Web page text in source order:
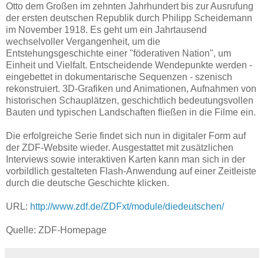
Otto dem Großen im zehnten Jahrhundert bis zur Ausrufung
der ersten deutschen Republik durch Philipp Scheidemann
im November 1918. Es geht um ein Jahrtausend
wechselvoller Vergangenheit, um die
Entstehungsgeschichte einer "föderativen Nation", um
Einheit und Vielfalt. Entscheidende Wendepunkte werden -
eingebettet in dokumentarische Sequenzen - szenisch
rekonstruiert. 3D-Grafiken und Animationen, Aufnahmen von
historischen Schauplätzen, geschichtlich bedeutungsvollen
Bauten und typischen Landschaften fließen in die Filme ein.
Die erfolgreiche Serie findet sich nun in digitaler Form auf
der ZDF-Website wieder. Ausgestattet mit zusätzlichen
Interviews sowie interaktiven Karten kann man sich in der
vorbildlich gestalteten Flash-Anwendung auf einer Zeitleiste
durch die deutsche Geschichte klicken.
URL: http://www.zdf.de/ZDFxt/module/diedeutschen/
Quelle: ZDF-Homepage